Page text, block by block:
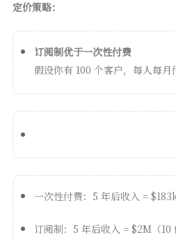
定价策略：
订阅制优于一次性付费
假设你有 100 个客户，每人每月
一次性付费：5 年后收入 =
订阅制：5 年后收入 = $2M（10